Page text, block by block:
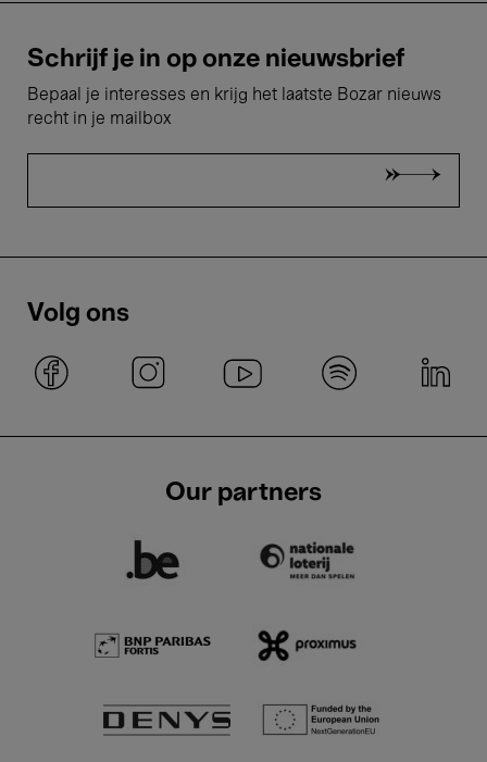
Schrijf je in op onze nieuwsbrief
Bepaal je interesses en krijg het laatste Bozar nieuws
recht in je mailbox
Volg ons
Our partners